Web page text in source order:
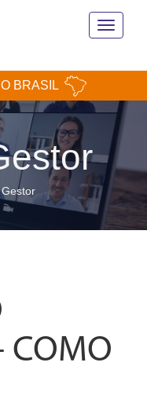
Toggle
BRASIL
COMO